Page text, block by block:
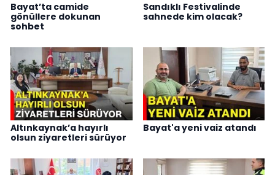
Bayat’ta camide
gönüllere dokunan
sohbet
Sandıklı Festivalinde
sahnede kim olacak?
Altınkaynak’a hayırlı
olsun ziyaretleri sürüyor
Bayat'a yeni vaiz atandı